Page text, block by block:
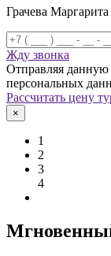
Грачева Маргарита
Жду звонка
Отправляя данную
персональных
Рассчитать цену
×
1
2
3
4